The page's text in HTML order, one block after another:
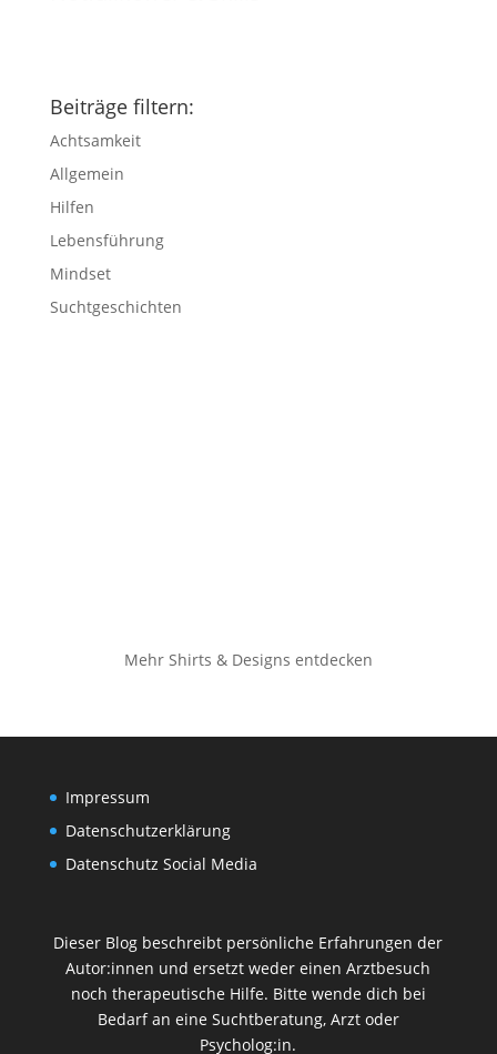
Beiträge filtern:
Achtsamkeit
Allgemein
Hilfen
Lebensführung
Mindset
Suchtgeschichten
Mehr Shirts & Designs entdecken
Impressum
Datenschutzerklärung
Datenschutz Social Media
Dieser Blog beschreibt persönliche Erfahrungen der
Autor:innen und ersetzt weder einen Arztbesuch
noch therapeutische Hilfe. Bitte wende dich bei
Bedarf an eine Suchtberatung, Arzt oder
Psycholog:in.